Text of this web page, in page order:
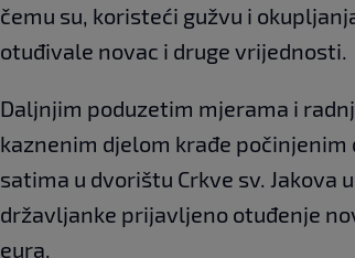
čemu su, koristeći gužvu i
otuđivale novac i druge vrijednosti.
Daljnjim poduzetim mjerama i
kaznenim djelom krađe počinjenim
satima u dvorištu Crkve sv. Jakova
državljanke prijavljeno otuđenje
eura.